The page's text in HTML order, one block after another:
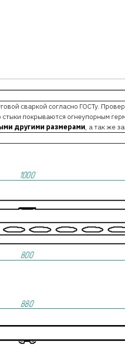
сваркой согласно ГОСТу.
покрываются огнеупорным
другими размерами, а так же